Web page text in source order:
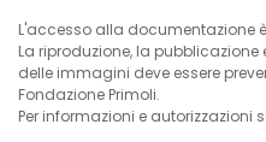
L'accesso alla documentazione
La riproduzione, la
delle immagini deve essere
Fondazione Primoli.
Per informazioni e autorizzazioni